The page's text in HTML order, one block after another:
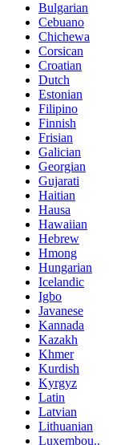
Bulgarian
Cebuano
Chichewa
Corsican
Croatian
Dutch
Estonian
Filipino
Finnish
Frisian
Galician
Georgian
Gujarati
Haitian
Hausa
Hawaiian
Hebrew
Hmong
Hungarian
Icelandic
Igbo
Javanese
Kannada
Kazakh
Khmer
Kurdish
Kyrgyz
Latin
Latvian
Lithuanian
Luxembou..